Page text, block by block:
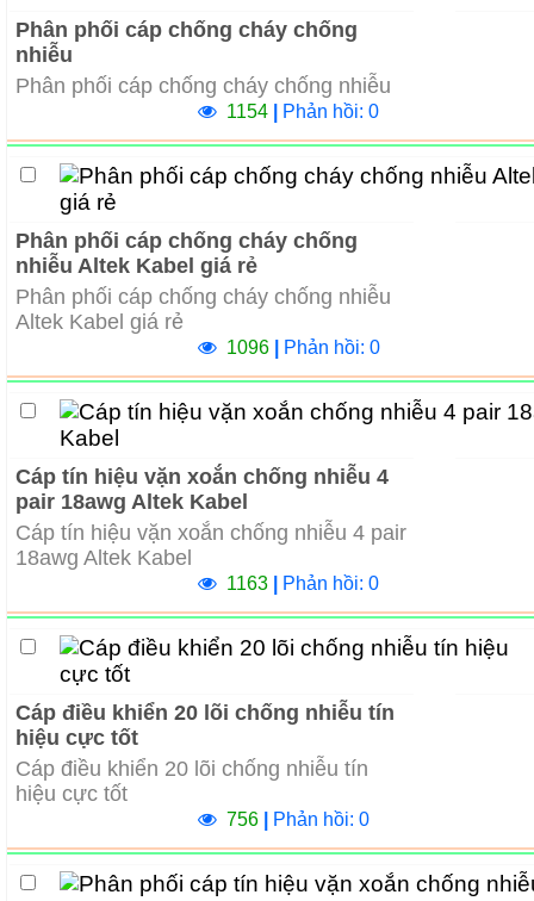
Phân phối cáp chống cháy chống
nhiễu
Phân phối cáp chống cháy chống nhiễu
1154 Phản hồi: 0
Phân phối cáp chống cháy chống
nhiễu Altek Kabel giá rẻ
Phân phối cáp chống cháy chống nhiễu
Altek Kabel giá rẻ
1096 Phản hồi: 0
Cáp tín hiệu vặn xoắn chống nhiễu 4
pair 18awg Altek Kabel
Cáp tín hiệu vặn xoắn chống nhiễu 4 pair
18awg Altek Kabel
1163 Phản hồi: 0
Cáp điều khiển 20 lõi chống nhiễu tín
hiệu cực tốt
Cáp điều khiển 20 lõi chống nhiễu tín
hiệu cực tốt
756 Phản hồi: 0